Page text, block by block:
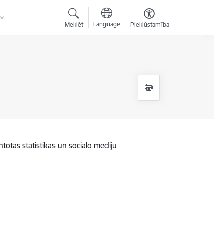
Meklēt Language Piekļūstamība
statistikas un sociālo mediju